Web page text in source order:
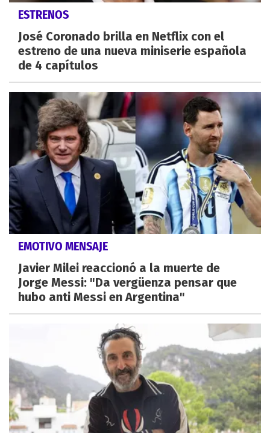
ESTRENOS
José Coronado brilla en Netflix con el
estreno de una nueva miniserie española
de 4 capítulos
EMOTIVO MENSAJE
Javier Milei reaccionó a la muerte de
Jorge Messi: "Da vergüenza pensar que
hubo anti Messi en Argentina"